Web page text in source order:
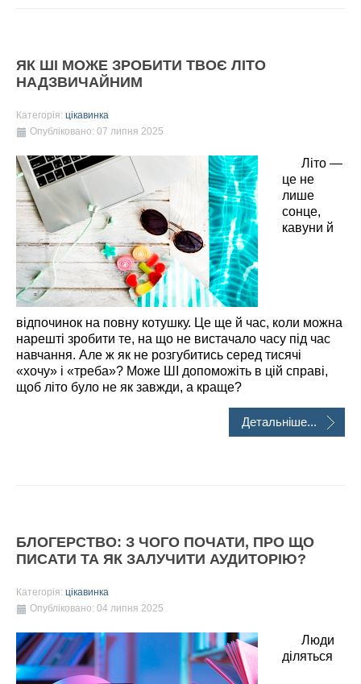
ЯК ШІ МОЖЕ ЗРОБИТИ ТВОЄ ЛІТО
НАДЗВИЧАЙНИМ
Категорія: цікавинка
Опубліковано: 07 липня 2025
Літо —
це не
лише
сонце,
кавуни й
відпочинок на повну котушку. Це ще й час, коли можна
нарешті зробити те, на що не вистачало часу під час
навчання. Але ж як не розгубитись серед тисячі
«хочу» і «треба»? Може ШІ допоможіть в цій справі,
щоб літо було не як завжди, а краще?
Детальніше...
БЛОГЕРСТВО: З ЧОГО ПОЧАТИ, ПРО ЩО
ПИСАТИ ТА ЯК ЗАЛУЧИТИ АУДИТОРІЮ?
Категорія: цікавинка
Опубліковано: 04 липня 2025
Люди
діляться